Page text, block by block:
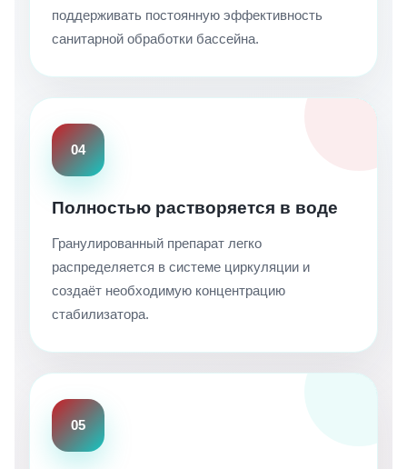
поддерживать постоянную эффективность
санитарной обработки бассейна.
04
Полностью растворяется в воде
Гранулированный препарат легко
распределяется в системе циркуляции и
создаёт необходимую концентрацию
стабилизатора.
05